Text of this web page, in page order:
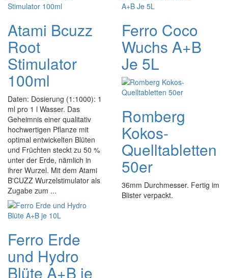
Atami Bcuzz
Root
Stimulator
100ml
Daten: Dosierung (1:1000): 1
ml pro 1 l Wasser. Das
Geheimnis einer qualitativ
hochwertigen Pflanze mit
optimal entwickelten Blüten
und Früchten steckt zu 50 %
unter der Erde, nämlich in
ihrer Wurzel. Mit dem Atami
B'CUZZ Wurzelstimulator als
Zugabe zum ...
Ferro Coco
Wuchs A+B
Je 5L
Romberg
Kokos-
Quelltabletten
50er
36mm Durchmesser. Fertig im
Blister verpackt.
Ferro Erde
und Hydro
Blüte A+B je